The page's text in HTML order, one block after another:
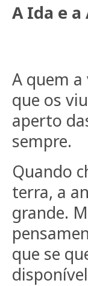
A Ida e a
A quem
que os
aperto
sempre.
Quando
terra, a
grande.
que se